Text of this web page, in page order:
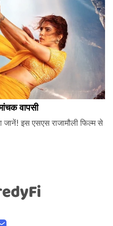
वापसी
जानें! इस एसएस राजामौली फिल्म से